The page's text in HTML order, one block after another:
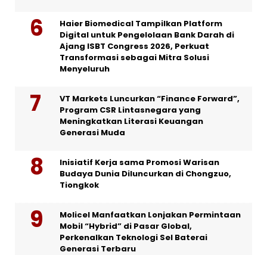
Haier Biomedical Tampilkan Platform
Digital untuk Pengelolaan Bank Darah di
Ajang ISBT Congress 2026, Perkuat
Transformasi sebagai Mitra Solusi
Menyeluruh
VT Markets Luncurkan “Finance Forward”,
Program CSR Lintasnegara yang
Meningkatkan Literasi Keuangan
Generasi Muda
Inisiatif Kerja sama Promosi Warisan
Budaya Dunia Diluncurkan di Chongzuo,
Tiongkok
Molicel Manfaatkan Lonjakan Permintaan
Mobil “Hybrid” di Pasar Global,
Perkenalkan Teknologi Sel Baterai
Generasi Terbaru